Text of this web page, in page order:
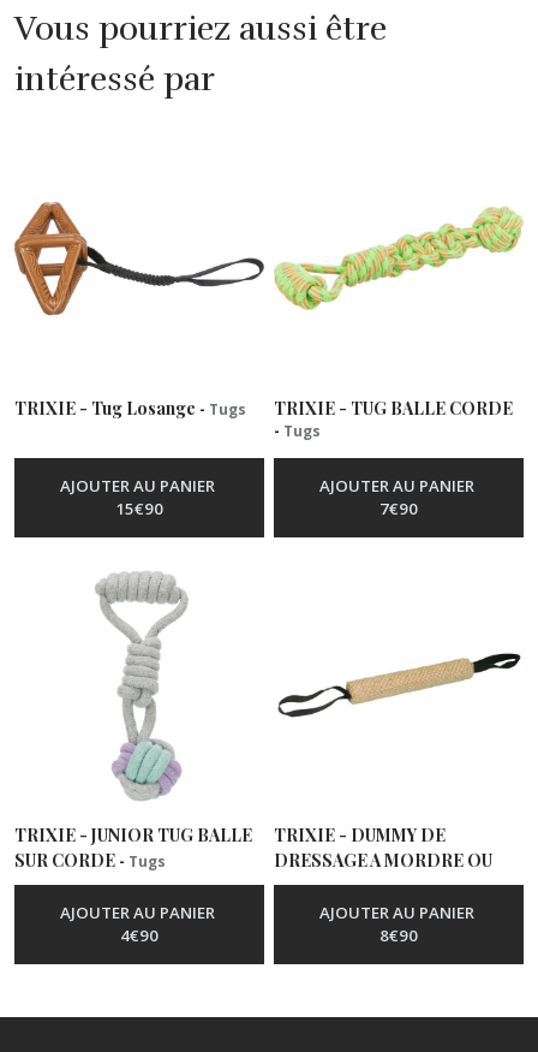
Vous pourriez aussi être
intéressé par
TRIXIE - Tug Losange - Tugs
AJOUTER AU PANIER
15€90
TRIXIE - TUG BALLE CORDE
- Tugs
AJOUTER AU PANIER
7€90
TRIXIE - JUNIOR TUG BALLE
SUR CORDE - Tugs
AJOUTER AU PANIER
4€90
TRIXIE - DUMMY DE
DRESSAGE A MORDRE OU
TUG-Tugs
AJOUTER AU PANIER
8€90